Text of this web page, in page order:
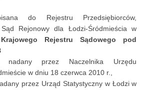
do Rejestru Przedsiębiorców,
Rejonowy dla Łodzi-Śródmieścia w
Krajowego Rejestru Sądowego pod
nadany przez Naczelnika Urzędu
w dniu 18 czerwca 2010 r.,
przez Urząd Statystyczny w Łodzi w